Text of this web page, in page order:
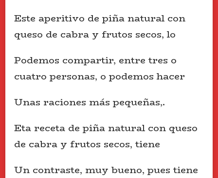
Este aperitivo de piña natural con
queso de cabra y frutos secos, lo
Podemos compartir, entre tres o
cuatro personas, o podemos hacer
Unas raciones más pequeñas,.
Eta receta de piña natural con queso
de cabra y frutos secos, tiene
Un contraste, muy bueno, pues tiene